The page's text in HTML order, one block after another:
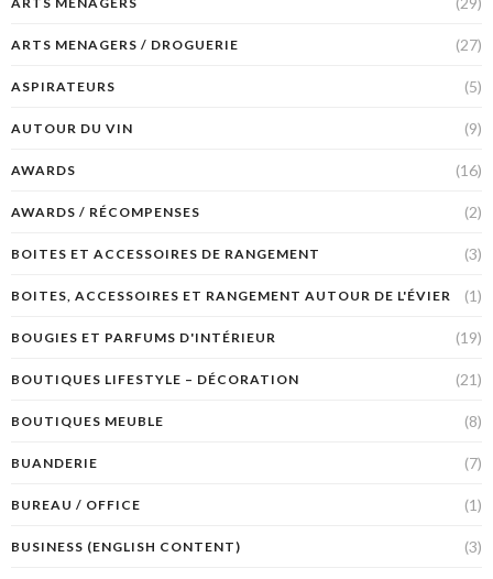
ARTS MENAGERS / DROGUERIE (27)
ASPIRATEURS (5)
AUTOUR DU VIN (9)
AWARDS (16)
AWARDS / RÉCOMPENSES (2)
BOITES ET ACCESSOIRES DE RANGEMENT (3)
BOITES, ACCESSOIRES ET RANGEMENT AUTOUR DE L'ÉVIER (1)
BOUGIES ET PARFUMS D'INTÉRIEUR (19)
BOUTIQUES LIFESTYLE – DÉCORATION (21)
BOUTIQUES MEUBLE (8)
BUANDERIE (7)
BUREAU / OFFICE (1)
BUSINESS (ENGLISH CONTENT) (3)